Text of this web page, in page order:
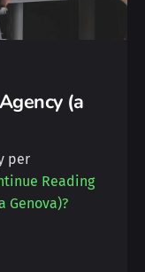
(a
per
Reading
Genova)?